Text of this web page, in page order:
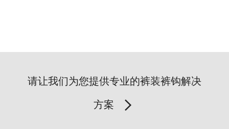
请让我们为您提供专业的裤装裤钩解决
方案